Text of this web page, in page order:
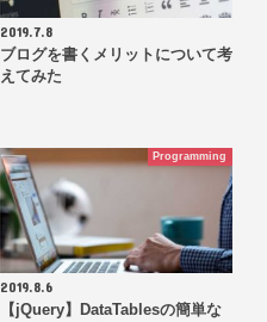
2019.7.8
ブログを書くメリットについて考
えてみた
Programming
2019.8.6
【jQuery】DataTablesの簡単な